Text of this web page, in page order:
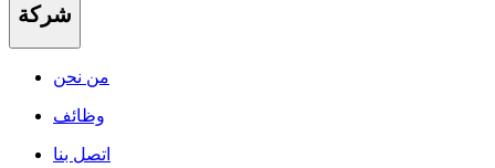
شركة
من نحن
وظائف
اتصل بنا